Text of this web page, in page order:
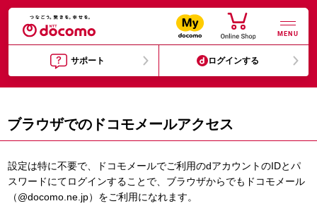
MENU
サポート ログインする
ブラウザでのドコモメールアクセス
設定は特に不要で、ドコモメールでご利用のdアカウントのIDとパ
スワードにてログインすることで、ブラウザからでもドコモメール
（@docomo.ne.jp）をご利用になれます。